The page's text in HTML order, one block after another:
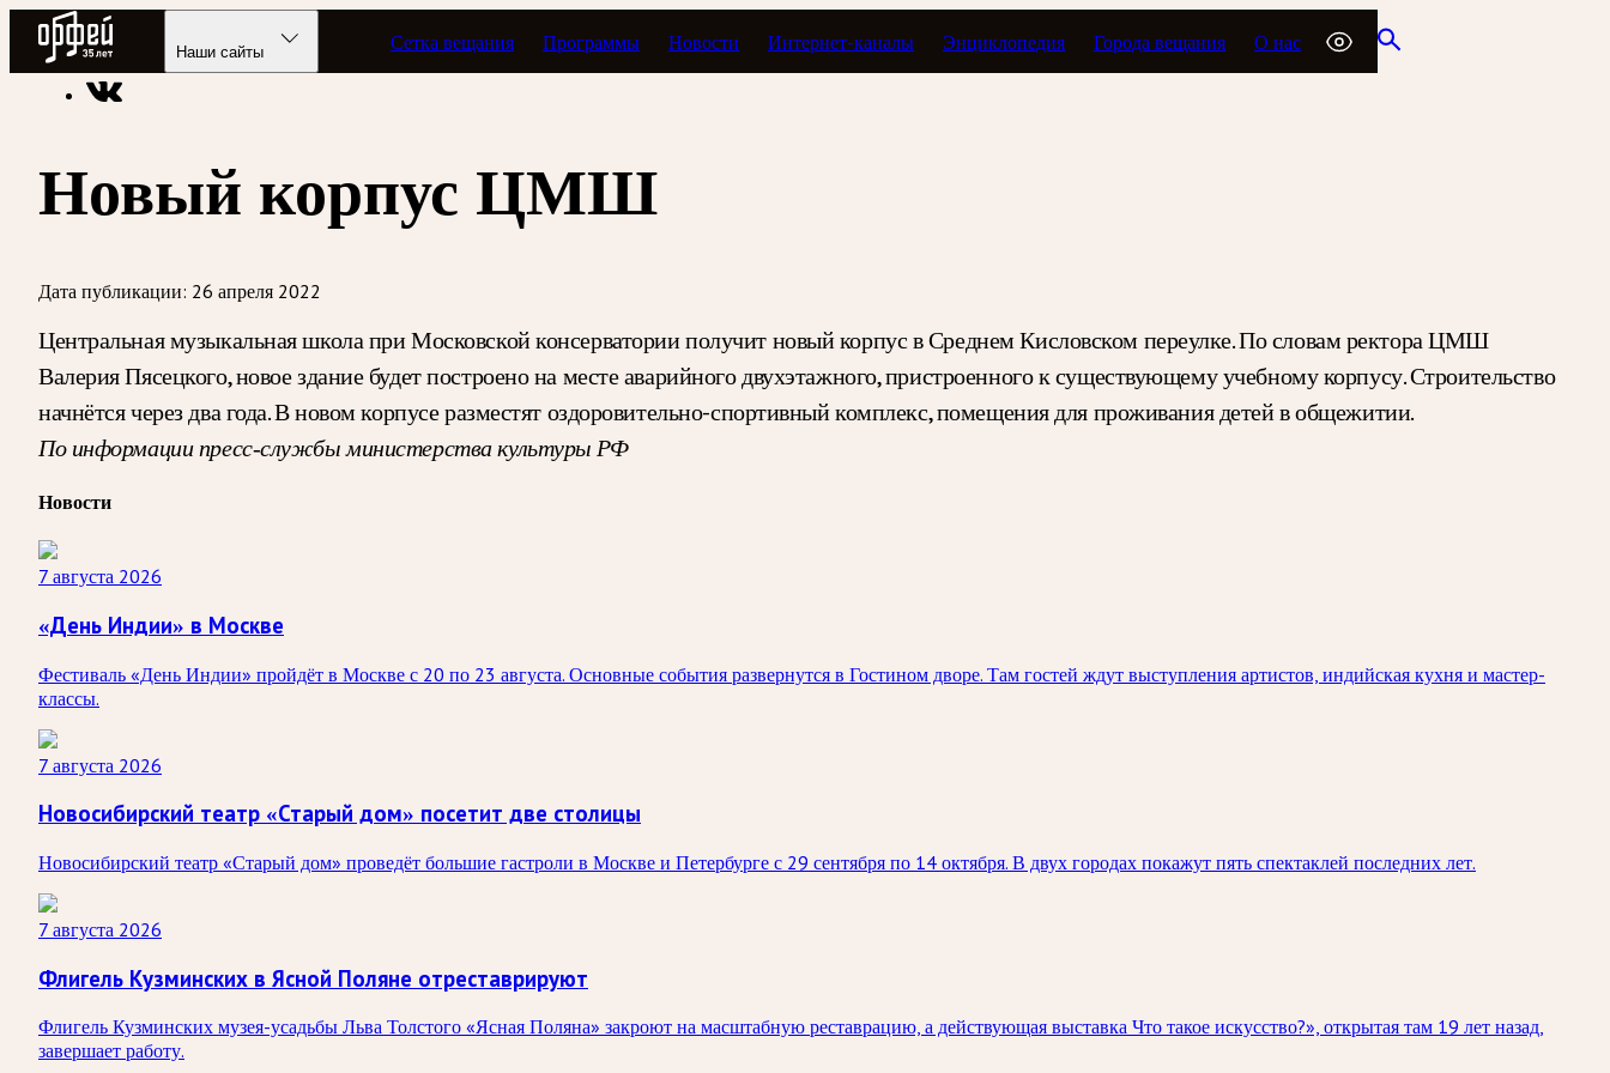
Радио Орфей
Наши сайты Сетка вещания Программы Новости Интернет-каналы Энциклопедия Города вещания О нас
Радио классической музыки «Орфей» Новости
Новый корпус ЦМШ
Дата публикации: 26 апреля 2022
Центральная музыкальная школа при Московской консерватории получит новый корпус в Среднем Кисловском переулке. По словам ректора ЦМШ
Валерия Пясецкого, новое здание будет построено на месте аварийного двухэтажного, пристроенного к существующему учебному корпусу. Строительство
начнётся через два года. В новом корпусе разместят оздоровительно-спортивный комплекс, помещения для проживания детей в общежитии.
По информации пресс-службы министерства культуры РФ
Новости
7 августа 2026
«День Индии» в Москве
Фестиваль «День Индии» пройдёт в Москве с 20 по 23 августа. Основные события развернутся в Гостином дворе. Там гостей ждут выступления артистов, индийская кухня и мастер-
классы.
7 августа 2026
Новосибирский театр «Старый дом» посетит две столицы
Новосибирский театр «Старый дом» проведёт большие гастроли в Москве и Петербурге с 29 сентября по 14 октября. В двух городах покажут пять спектаклей последних лет.
7 августа 2026
Флигель Кузминских в Ясной Поляне отреставрируют
Флигель Кузминских музея-усадьбы Льва Толстого «Ясная Поляна» закроют на масштабную реставрацию, а действующая выставка Что такое искусство?», открытая там 19 лет назад,
завершает работу.